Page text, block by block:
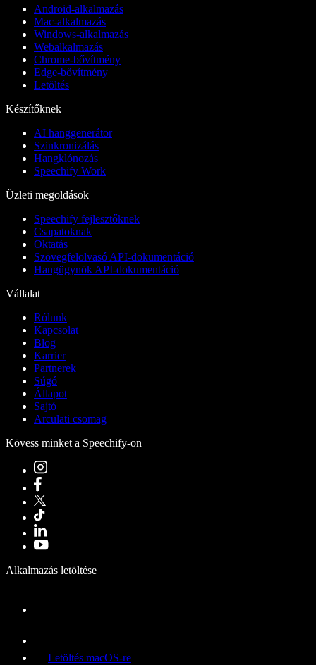
Android-alkalmazás
Mac-alkalmazás
Windows-alkalmazás
Webalkalmazás
Chrome-bővítmény
Edge-bővítmény
Letöltés
Készítőknek
AI hanggenerátor
Szinkronizálás
Hangklónozás
Speechify Work
Üzleti megoldások
Speechify fejlesztőknek
Csapatoknak
Oktatás
Szövegfelolvasó API-dokumentáció
Hangügynök API-dokumentáció
Vállalat
Rólunk
Kapcsolat
Blog
Karrier
Partnerek
Súgó
Állapot
Sajtó
Arculati csomag
Kövess minket a Speechify-on
Alkalmazás letöltése
Letöltés macOS-re